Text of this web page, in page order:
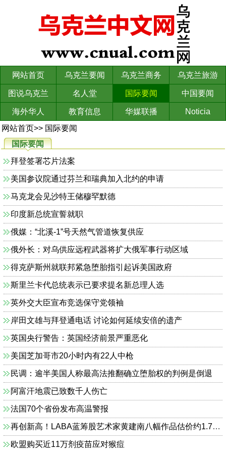
网站首页 乌克兰要闻 乌克兰商务 乌克兰旅游
图说乌克兰 名人堂 国际要闻 中国要闻
海外华人 教育信息 华媒联播
Noticia
网站首页>> 国际要闻
国际要闻
拜登签署芯片法案
美国参议院通过芬兰和瑞典加入北约的申请
马克龙会见沙特王储穆罕默德
印度新总统宣誓就职
俄媒：“北溪-1”号天然气管道恢复供应
俄外长：对乌供应远程武器将扩大俄军事行动区域
得克萨斯州就联邦紧急堕胎指引起诉美国政府
斯里兰卡代总统表示已要求提名新总理人选
英外交大臣宣布竞选保守党领袖
岸田文雄与拜登通电话 讨论如何延续安倍的遗产
英国央行警告：英国经济前景严重恶化
美国芝加哥市20小时内有22人中枪
民调：逾半美国人称最高法推翻确立堕胎权的判例是倒退
阿富汗地震已致数千人伤亡
法国70个省份发布高温警报
再创新高！LABA蓝筹股艺术家黄建南八幅作品估价约1.73亿元
欧盟购买近11万剂疫苗应对猴痘